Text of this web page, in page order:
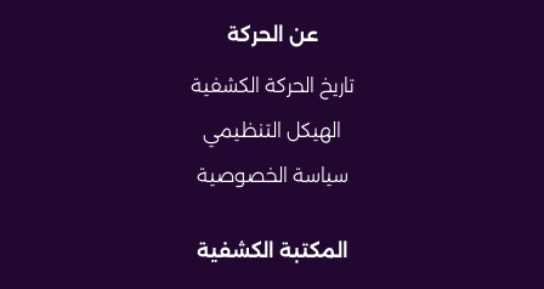
عن الحركة
تاريخ الحركة الكشفية
الهيكل التنظيمي
سياسة الخصوصية
المكتبة الكشفية